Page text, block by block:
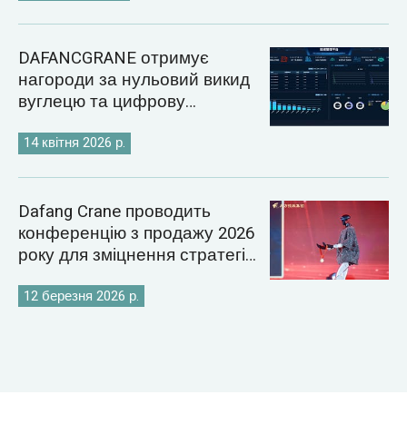
DAFANCGRANE отримує
нагороди за нульовий викид
вуглецю та цифрову
14 квітня 2026 р.
Dafang Crane проводить
конференцію з продажу 2026
року для зміцнення стратегії
12 березня 2026 р.